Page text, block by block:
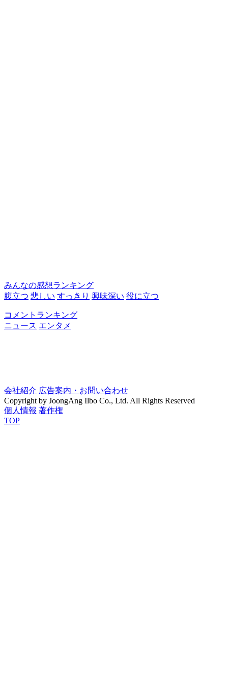
みんなの感想ランキング
腹立つ 悲しい すっきり 興味深い 役に立つ
コメントランキング
ニュース エンタメ
会社紹介 広告案内・お問い合わせ
Copyright by JoongAng Ilbo Co., Ltd. All Rights Reserved
個人情報 著作権
TOP